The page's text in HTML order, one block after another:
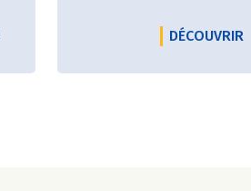
LE PRODUCTEUR FERME DEDÉCOUVRIR